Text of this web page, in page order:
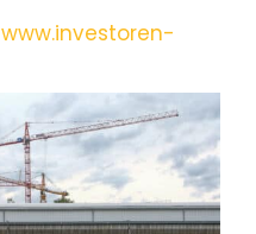
www.investoren-